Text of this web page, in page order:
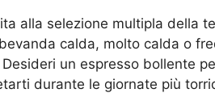
alla selezione multipla della
calda, molto calda o
un espresso bollente
durante le giornate più